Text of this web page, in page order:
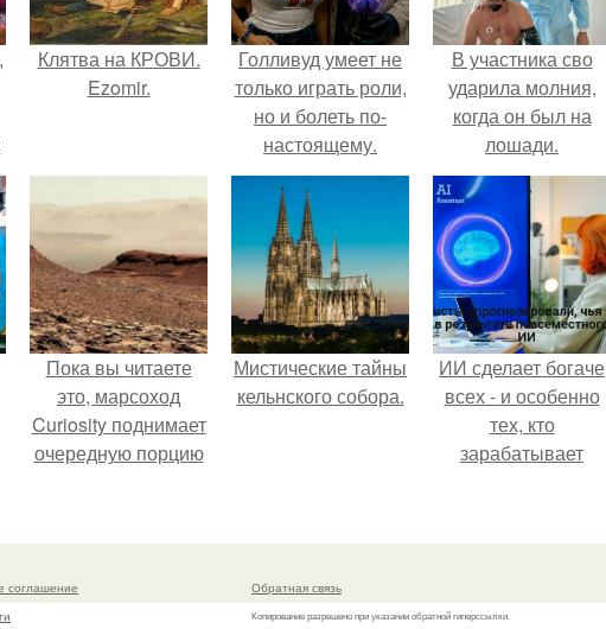
Клятва на КРОВИ.
Ezomir.
Голливуд умеет не
только играть роли,
но и болеть по-
настоящему.
В участника сво
ударила молния,
когда он был на
лошади.
Пока вы читаете
это, марсоход
Curiosity поднимает
очередную порцию
Мистические тайны
кельнского собора.
ИИ сделает богаче
всех - и особенно
тех, кто
зарабатывает
соглашение
Обратная связь
Копирование разрешено при указании обратной гиперссылки.